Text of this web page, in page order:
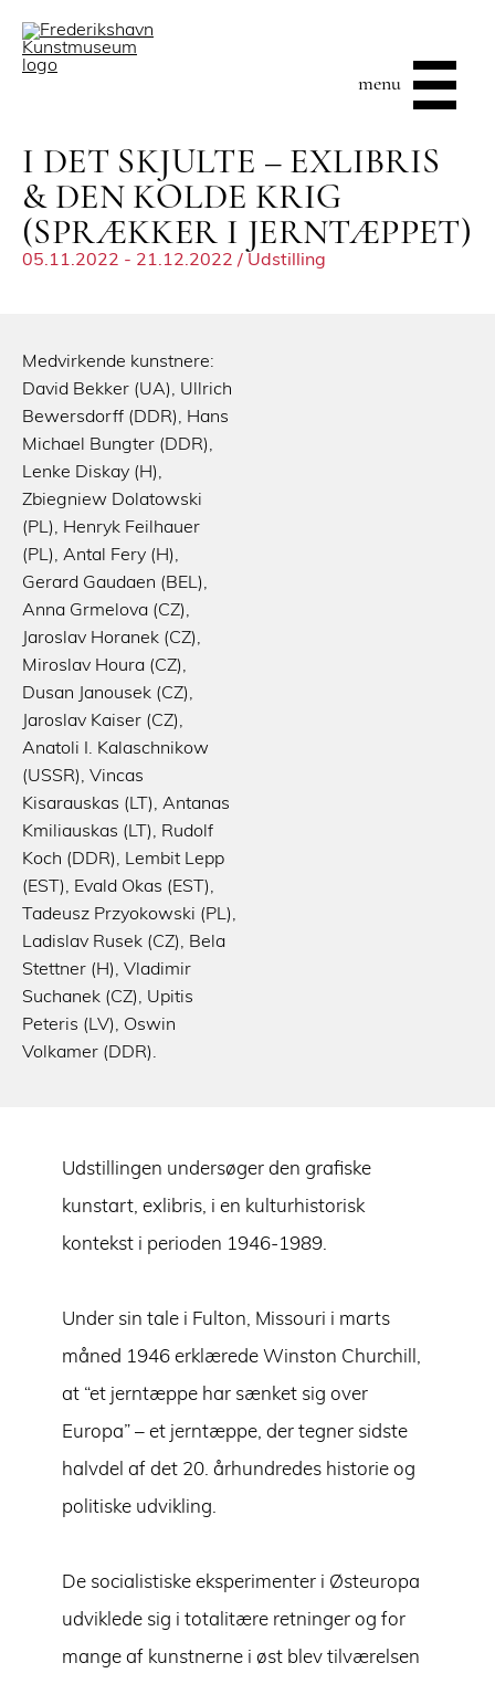
menu
I DET SKJULTE – EXLIBRIS
& DEN KOLDE KRIG
(SPRÆKKER I JERNTÆPPET)
05.11.2022 - 21.12.2022 / Udstilling
Medvirkende kunstnere:
David Bekker (UA), Ullrich
Bewersdorff (DDR), Hans
Michael Bungter (DDR),
Lenke Diskay (H),
Zbiegniew Dolatowski
(PL), Henryk Feilhauer
(PL), Antal Fery (H),
Gerard Gaudaen (BEL),
Anna Grmelova (CZ),
Jaroslav Horanek (CZ),
Miroslav Houra (CZ),
Dusan Janousek (CZ),
Jaroslav Kaiser (CZ),
Anatoli I. Kalaschnikow
(USSR), Vincas
Kisarauskas (LT), Antanas
Kmiliauskas (LT), Rudolf
Koch (DDR), Lembit Lepp
(EST), Evald Okas (EST),
Tadeusz Przyokowski (PL),
Ladislav Rusek (CZ), Bela
Stettner (H), Vladimir
Suchanek (CZ), Upitis
Peteris (LV), Oswin
Volkamer (DDR).
Udstillingen undersøger den grafiske
kunstart, exlibris, i en kulturhistorisk
kontekst i perioden 1946-1989.
Under sin tale i Fulton, Missouri i marts
måned 1946 erklærede Winston Churchill,
at “et jerntæppe har sænket sig over
Europa” – et jerntæppe, der tegner sidste
halvdel af det 20. århundredes historie og
politiske udvikling.
De socialistiske eksperimenter i Østeuropa
udviklede sig i totalitære retninger og for
mange af kunstnerne i øst blev tilværelsen